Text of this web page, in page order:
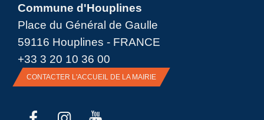
Commune d'Houplines
Place du Général de Gaulle
59116 Houplines - FRANCE
+33 3 20 10 36 00
CONTACTER L'ACCUEIL DE LA MAIRIE